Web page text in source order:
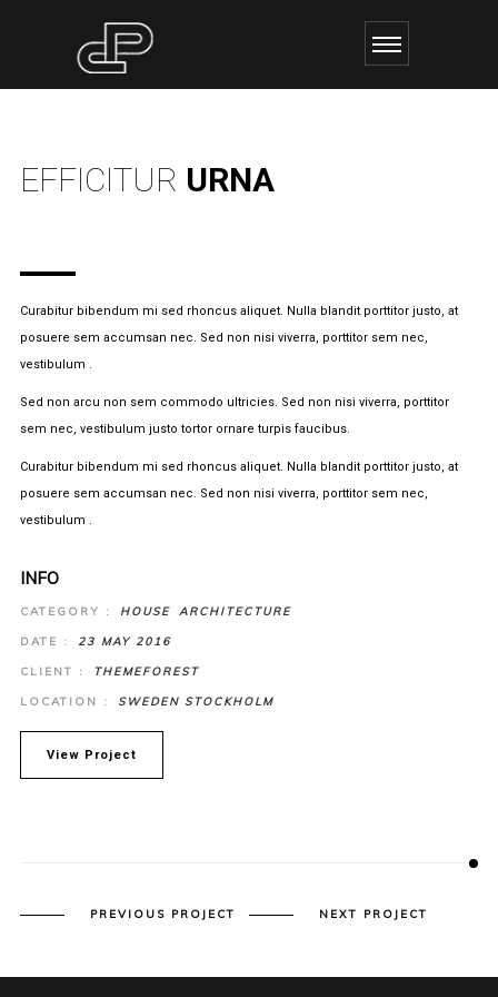
EFFICITUR URNA
Curabitur bibendum mi sed rhoncus aliquet. Nulla blandit porttitor justo, at
posuere sem accumsan nec. Sed non nisi viverra, porttitor sem nec,
vestibulum .
Sed non arcu non sem commodo ultricies. Sed non nisi viverra, porttitor
sem nec, vestibulum justo tortor ornare turpis faucibus.
Curabitur bibendum mi sed rhoncus aliquet. Nulla blandit porttitor justo, at
posuere sem accumsan nec. Sed non nisi viverra, porttitor sem nec,
vestibulum .
INFO
CATEGORY : HOUSE ARCHITECTURE
DATE : 23 MAY 2016
CLIENT : THEMEFOREST
LOCATION : SWEDEN STOCKHOLM
View Project
PREVIOUS PROJECT NEXT PROJECT